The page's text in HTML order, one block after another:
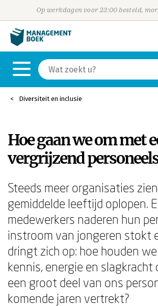
Op werkdagen voor 23:00 besteld,
Diversiteit en inclusie
Hoe gaan we om met
vergrijzend
Steeds meer organisaties
gemiddelde leeftijd oplopen.
medewerkers naderen hun
instroom van jongeren stokt
dringt zich op: hoe houden
kennis, energie en slagkracht
een groot deel van ons
komende jaren vertrekt?